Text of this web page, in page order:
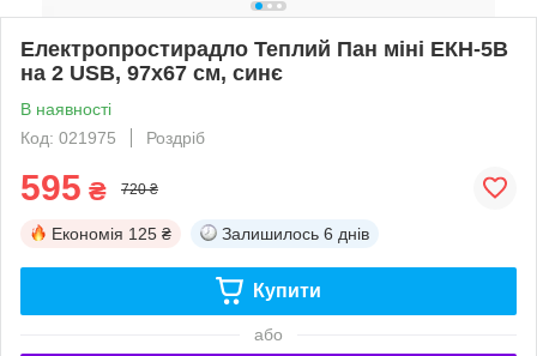
Електропростирадло Теплий Пан міні ЕКН-5В
на 2 USB, 97х67 см, синє
В наявності
Код: 021975
Роздріб
595 ₴ 720 ₴
Економія 125 ₴ Залишилось 6 днів
Купити
або